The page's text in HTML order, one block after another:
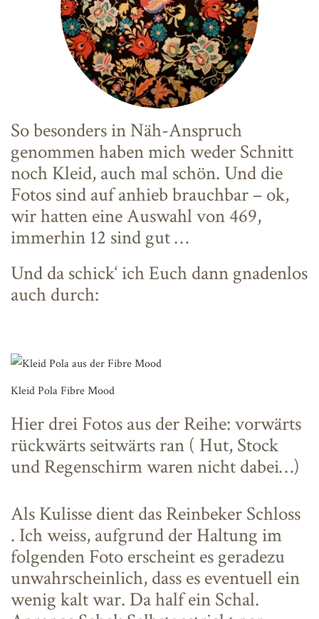
So besonders in Näh-Anspruch
genommen haben mich weder Schnitt
noch Kleid, auch mal schön. Und die
Fotos sind auf anhieb brauchbar – ok,
wir hatten eine Auswahl von 469,
immerhin 12 sind gut …
Und da schick‘ ich Euch dann gnadenlos
auch durch:
Kleid Pola Fibre Mood
Hier drei Fotos aus der Reihe: vorwärts
rückwärts seitwärts ran ( Hut, Stock
und Regenschirm waren nicht dabei…)
Als Kulisse dient das Reinbeker Schloss
. Ich weiss, aufgrund der Haltung im
folgenden Foto erscheint es geradezu
unwahrscheinlich, dass es eventuell ein
wenig kalt war. Da half ein Schal.